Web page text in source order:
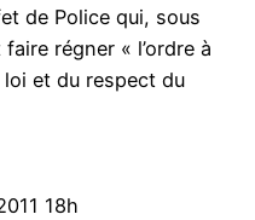
de Police qui, sous
régner « l’ordre à
loi et du respect du
18h